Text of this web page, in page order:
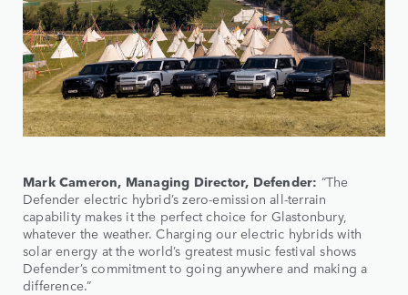
Mark Cameron, Managing Director, Defender: “The
Defender electric hybrid’s zero-emission all-terrain
capability makes it the perfect choice for Glastonbury,
whatever the weather. Charging our electric hybrids with
solar energy at the world’s greatest music festival shows
Defender’s commitment to going anywhere and making a
difference.”